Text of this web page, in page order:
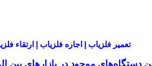
تعمیر فلزیاب | اجاره فلزیاب | ارتقاء
دستگاه‌های موجود دربازار‌های بین